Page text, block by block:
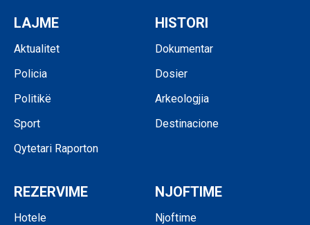
LAJME
Aktualitet
Policia
Politikë
Sport
Qytetari Raporton
HISTORI
Dokumentar
Dosier
Arkeologjia
Destinacione
REZERVIME
Hotele
NJOFTIME
Njoftime